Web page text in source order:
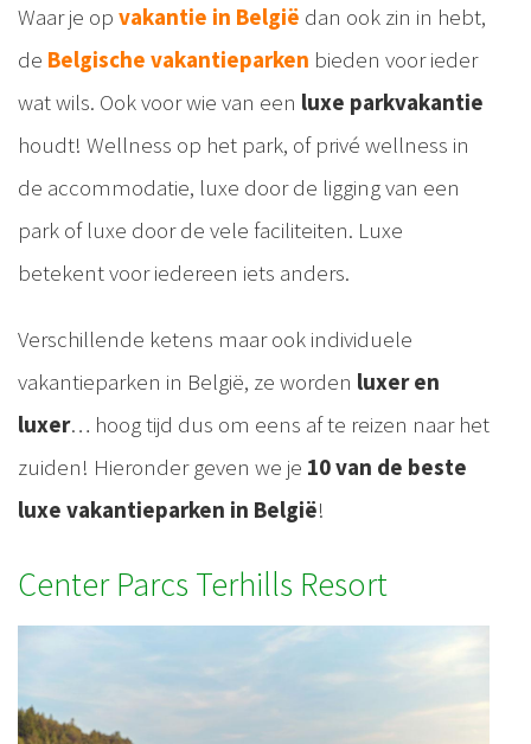
Waar je op vakantie in België dan ook zin in hebt,
de Belgische vakantieparken bieden voor ieder
wat wils. Ook voor wie van een luxe parkvakantie
houdt! Wellness op het park, of privé wellness in
de accommodatie, luxe door de ligging van een
park of luxe door de vele faciliteiten. Luxe
betekent voor iedereen iets anders.
Verschillende ketens maar ook individuele
vakantieparken in België, ze worden luxer en
luxer… hoog tijd dus om eens af te reizen naar het
zuiden! Hieronder geven we je 10 van de beste
luxe vakantieparken in België!
Center Parcs Terhills Resort